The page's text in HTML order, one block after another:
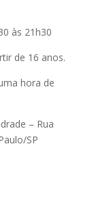
às 21h30
de 16 anos.
hora de
– Rua
SP